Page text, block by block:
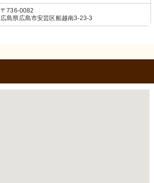
〒736-0082
広島県広島市安芸区船越南3-23-3